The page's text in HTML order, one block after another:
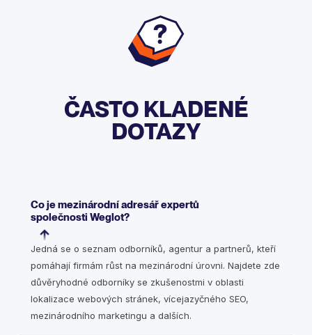
ČASTO KLADENÉ
DOTAZY
Co je mezinárodní adresář expertů
společnosti Weglot?
Jedná se o seznam odborníků, agentur a partnerů, kteří
pomáhají firmám růst na mezinárodní úrovni. Najdete zde
důvěryhodné odborníky se zkušenostmi v oblasti
lokalizace webových stránek, vícejazyčného SEO,
mezinárodního marketingu a dalších.